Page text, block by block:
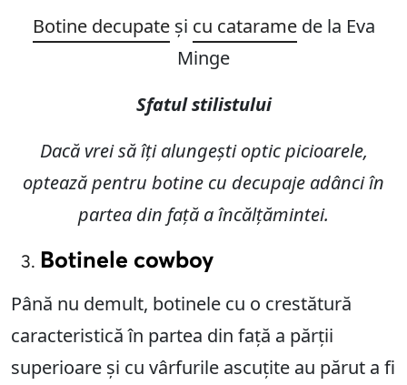
Botine decupateși cu cataramede la Eva
Minge
Sfatul stilistului
Dacă vrei să îți alungești optic picioarele,
optează pentru botine cu decupaje adânci în
partea din față a încălțămintei.
Botinele cowboy
Până nu demult, botinele cu o crestătură
caracteristică în partea din față a părții
superioare și cu vârfurile ascuțite au părut a fi